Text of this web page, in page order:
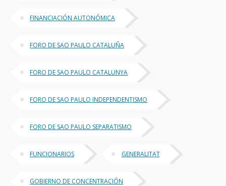
FINANCIACIÓN AUTONÓMICA
FORO DE SAO PAULO CATALUÑA
FORO DE SAO PAULO CATALUNYA
FORO DE SAO PAULO INDEPENDENTISMO
FORO DE SAO PAULO SEPARATISMO
FUNCIONARIOS GENERALITAT
GOBIERNO DE CONCENTRACIÓN